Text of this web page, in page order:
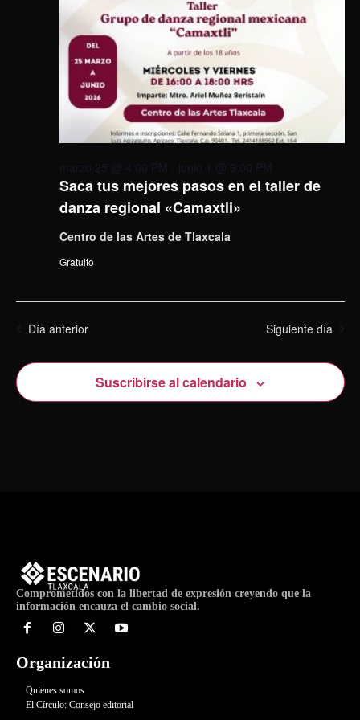
Saca tus mejores pasos en el taller de
danza regional «Camaxtli»
marzo 25 @ 4:00 PM - junio 1 @ 6:00 PM
Centro de las Artes de Tlaxcala
Gratuito
Día anterior Siguiente día
Suscribirse al calendario
Comprometidos con la libertad de expresión creyendo que la
información encauza el cambio social.
Organización
Quienes somos
El Círculo: Consejo editorial